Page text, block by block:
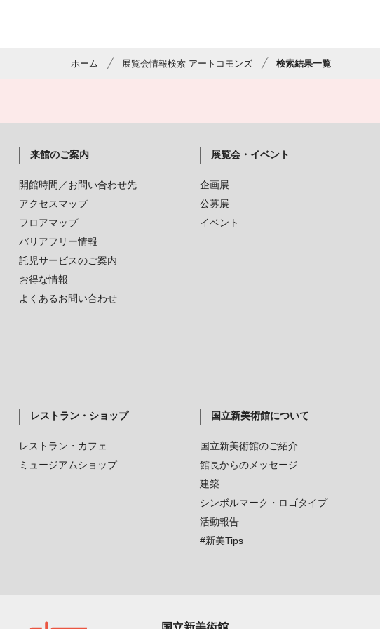
ホーム 展覧会情報検索 アートコモンズ 検索結果一覧
来館のご案内
開館時間／お問い合わせ先
アクセスマップ
フロアマップ
バリアフリー情報
託児サービスのご案内
お得な情報
よくあるお問い合わせ
展覧会・イベント
企画展
公募展
イベント
レストラン・ショップ
レストラン・カフェ
ミュージアムショップ
国立新美術館について
国立新美術館のご紹介
館長からのメッセージ
建築
シンボルマーク・ロゴタイプ
活動報告
#新美Tips